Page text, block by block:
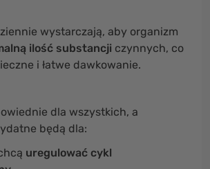
wystarczają, aby organizm
ilość substancji czynnych, co
i łatwe dawkowanie.
dla wszystkich, a
będą dla:
uregulować cykl